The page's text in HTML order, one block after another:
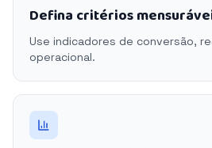
Defina critérios
Use indicadores de conversão,
operacional.